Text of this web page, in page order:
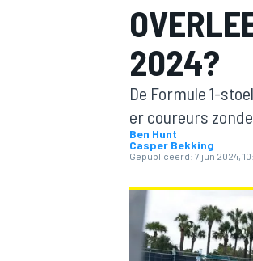
2024?
De Formule 1-
er coureurs
Ben Hunt
Casper Bekking
Gepubliceerd: 7 jun 2024,